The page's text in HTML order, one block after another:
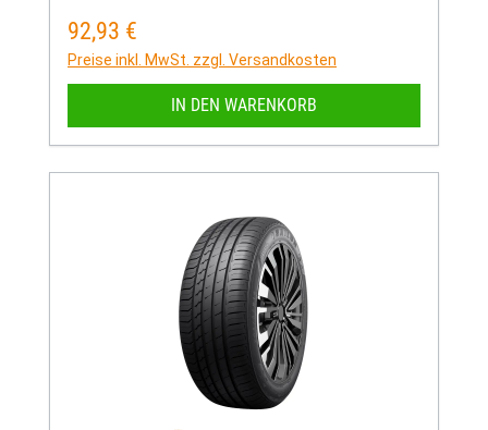
Regulärer Preis:
92,93 €
Preise inkl. MwSt. zzgl. Versandkosten
IN DEN WARENKORB